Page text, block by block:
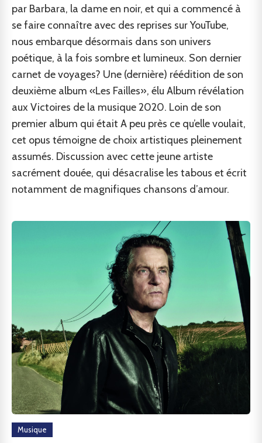
par Barbara, la dame en noir, et qui a commencé à
se faire connaître avec des reprises sur YouTube,
nous embarque désormais dans son univers
poétique, à la fois sombre et lumineux. Son dernier
carnet de voyages? Une (dernière) réédition de son
deuxième album «Les Failles», élu Album révélation
aux Victoires de la musique 2020. Loin de son
premier album qui était A peu près ce qu’elle voulait,
cet opus témoigne de choix artistiques pleinement
assumés. Discussion avec cette jeune artiste
sacrément douée, qui désacralise les tabous et écrit
notamment de magnifiques chansons d’amour.
Musique